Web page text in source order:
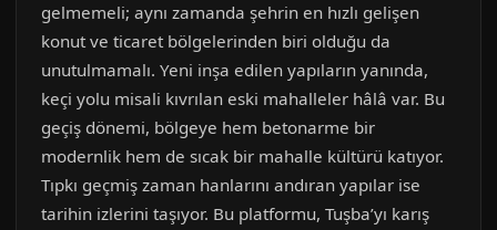
gelmemeli; aynı zamanda şehrin en hızlı gelişen
konut ve ticaret bölgelerinden biri olduğu da
unutulmamalı. Yeni inşa edilen yapıların yanında,
keçi yolu misali kıvrılan eski mahalleler hâlâ var. Bu
geçiş dönemi, bölgeye hem betonarme bir
modernlik hem de sıcak bir mahalle kültürü katıyor.
Tıpkı geçmiş zaman hanlarını andıran yapılar ise
tarihin izlerini taşıyor. Bu platformu, Tuşba’yı karış